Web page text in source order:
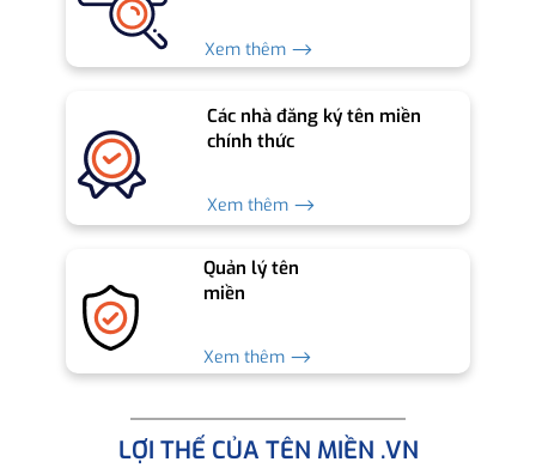
Xem thêm ⟶
Các nhà đăng ký tên miền
chính thức
Xem thêm ⟶
Quản lý tên
miền
Xem thêm ⟶
LỢI THẾ CỦA TÊN MIỀN .VN